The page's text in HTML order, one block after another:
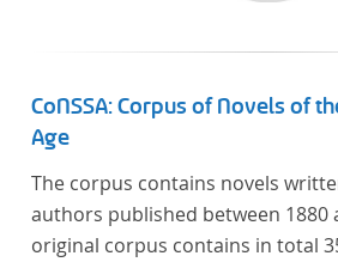
CoNSSA: Corpus of Novels of
Age
The corpus contains novels
authors published between 1880
original corpus contains in total